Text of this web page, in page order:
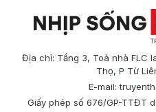
Địa chỉ: Tầng 3, Toà nhà FLC
Thọ, P Từ
E-mail:
Giấy phép số 676/GP-TTĐT